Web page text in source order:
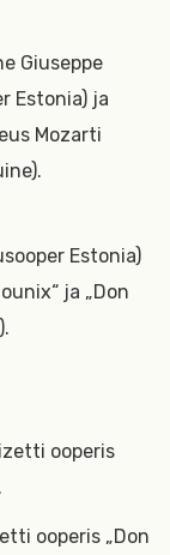
Giuseppe
Estonia) ja
Mozarti
Estonia)
ja „Don
ooperis
ooperis „Don